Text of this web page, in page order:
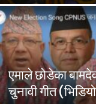
एमाले छोडेका
चुनावी गीत